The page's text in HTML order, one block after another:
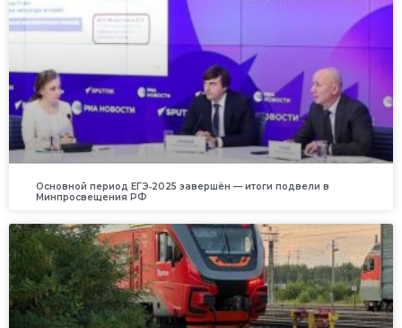
Основной период ЕГЭ‑2025 завершён — итоги подвели в
Минпросвещения РФ